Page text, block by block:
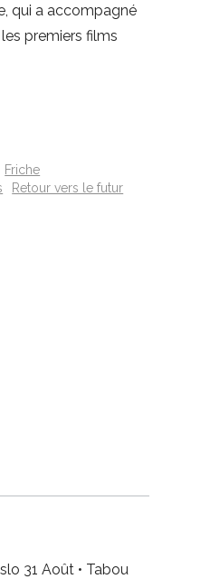
qui a accompagné
premiers films
Friche
Retour vers le futur
31 Août • Tabou